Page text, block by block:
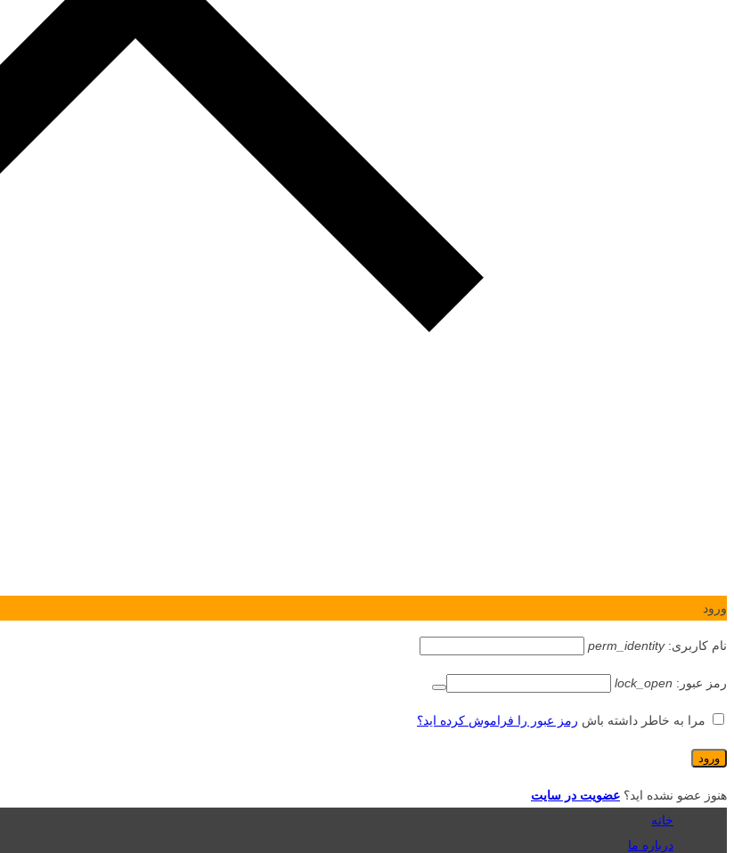
ورود
نام کاربری:perm_identity
رمز عبور: lock_open
مرا به خاطر داشته باش رمز عبور را فراموش کرده اید؟
هنوز عضو نشده اید؟ عضویت در سایت
خانه
درباره ما